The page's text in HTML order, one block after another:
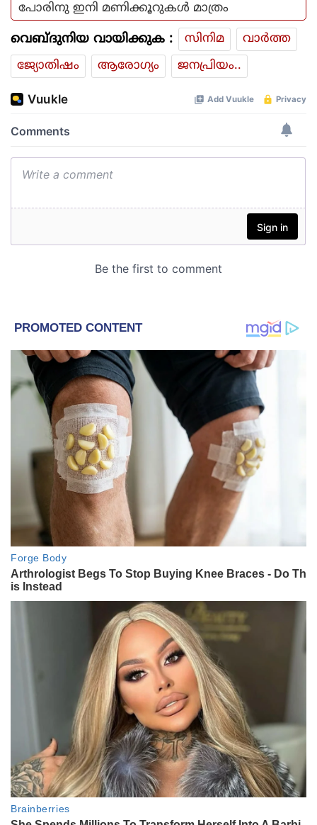
പോരിനു ഇനി മണിക്കൂറുകൾ മാത്രം
വെബ്ദുനിയ വായിക്കുക : സിനിമ
വാര്‍ത്ത
ജ്യോതിഷം
ആരോഗ്യം ജനപ്രിയം..